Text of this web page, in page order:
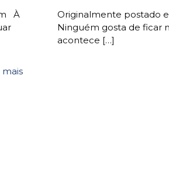
À
mais
Originalmente postado
Ninguém gosta de ficar
acontece […]